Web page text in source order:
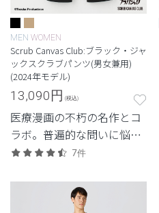
MEN WOMEN
Scrub Canvas Club:ブラック・ジャ
ックスクラブパンツ(男女兼用)
(2024年モデル)
13,090円 (税込)
医療漫画の不朽の名作とコ
ラボ。普遍的な問いに悩
み、挑み続けるBJの信念を
7件